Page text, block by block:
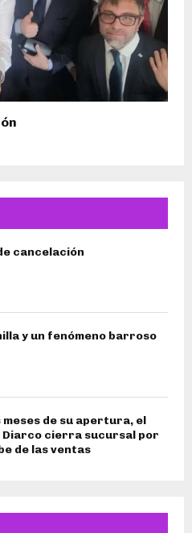
cancelación
y un fenómeno barroso
meses de su apertura, el
Diarco cierra sucursal por
de las ventas